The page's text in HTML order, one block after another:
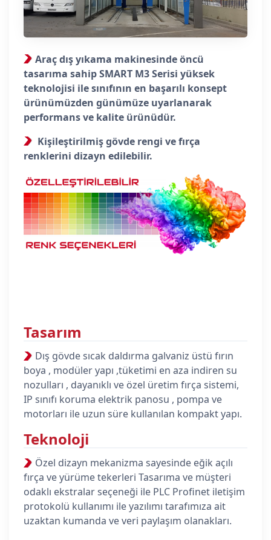
Araç dış yıkama makinesinde öncü
tasarıma sahip SMART M3 Serisi yüksek
teknolojisi ile sınıfının en başarılı konsept
ürünümüzden günümüze uyarlanarak
performans ve kalite ürünüdür.
Kişileştirilmiş gövde rengi ve fırça
renklerini dizayn edilebilir.
Tasarım
Dış gövde sıcak daldırma galvaniz üstü fırın
boya , modüler yapı ,tüketimi en aza indiren su
nozulları , dayanıklı ve özel üretim fırça sistemi,
IP sınıfı koruma elektrik panosu , pompa ve
motorları ile uzun süre kullanılan kompakt yapı.
Teknoloji
Özel dizayn mekanizma sayesinde eğik açılı
fırça ve yürüme tekerleri Tasarıma ve müşteri
odaklı ekstralar seçeneği ile PLC Profinet iletişim
protokolü kullanımı ile yazılımı tarafımıza ait
uzaktan kumanda ve veri paylaşım olanakları.